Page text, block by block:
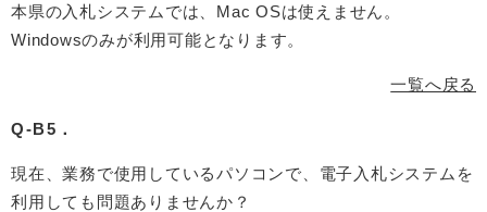
本県の入札システムでは、Mac OSは使えません。
Windowsのみが利用可能となります。
一覧へ戻る
Q-B5．
現在、業務で使用しているパソコンで、電子入札システムを
利用しても問題ありませんか？